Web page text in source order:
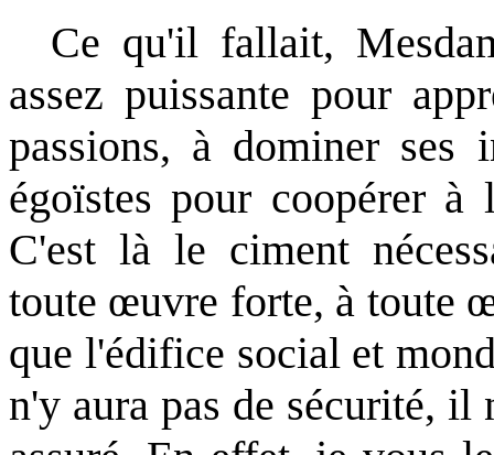
Ce qu'il fallait,
assez puissante pour
passions, à dominer ses
égoïstes pour coopérer à
C'est là le ciment
toute œuvre forte, à toute
que l'édifice social et
n'y aura pas de sécurité, il